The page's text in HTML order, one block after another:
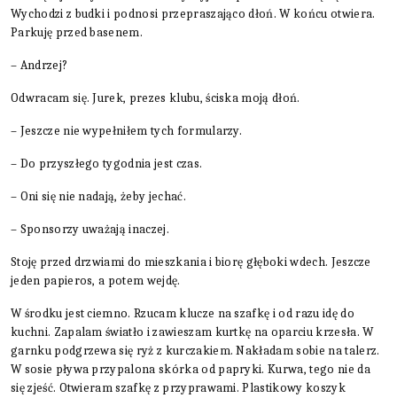
Wychodzi z budki i podnosi przepraszająco dłoń. W końcu otwiera.
Parkuję przed basenem.
– Andrzej?
Odwracam się. Jurek, prezes klubu, ściska moją dłoń.
– Jeszcze nie wypełniłem tych formularzy.
– Do przyszłego tygodnia jest czas.
– Oni się nie nadają, żeby jechać.
– Sponsorzy uważają inaczej.
Stoję przed drzwiami do mieszkania i biorę głęboki wdech. Jeszcze
jeden papieros, a potem wejdę.
W środku jest ciemno. Rzucam klucze na szafkę i od razu idę do
kuchni. Zapalam światło i zawieszam kurtkę na oparciu krzesła. W
garnku podgrzewa się ryż z kurczakiem. Nakładam sobie na talerz.
W sosie pływa przypalona skórka od papryki. Kurwa, tego nie da
się zjeść. Otwieram szafkę z przyprawami. Plastikowy koszyk